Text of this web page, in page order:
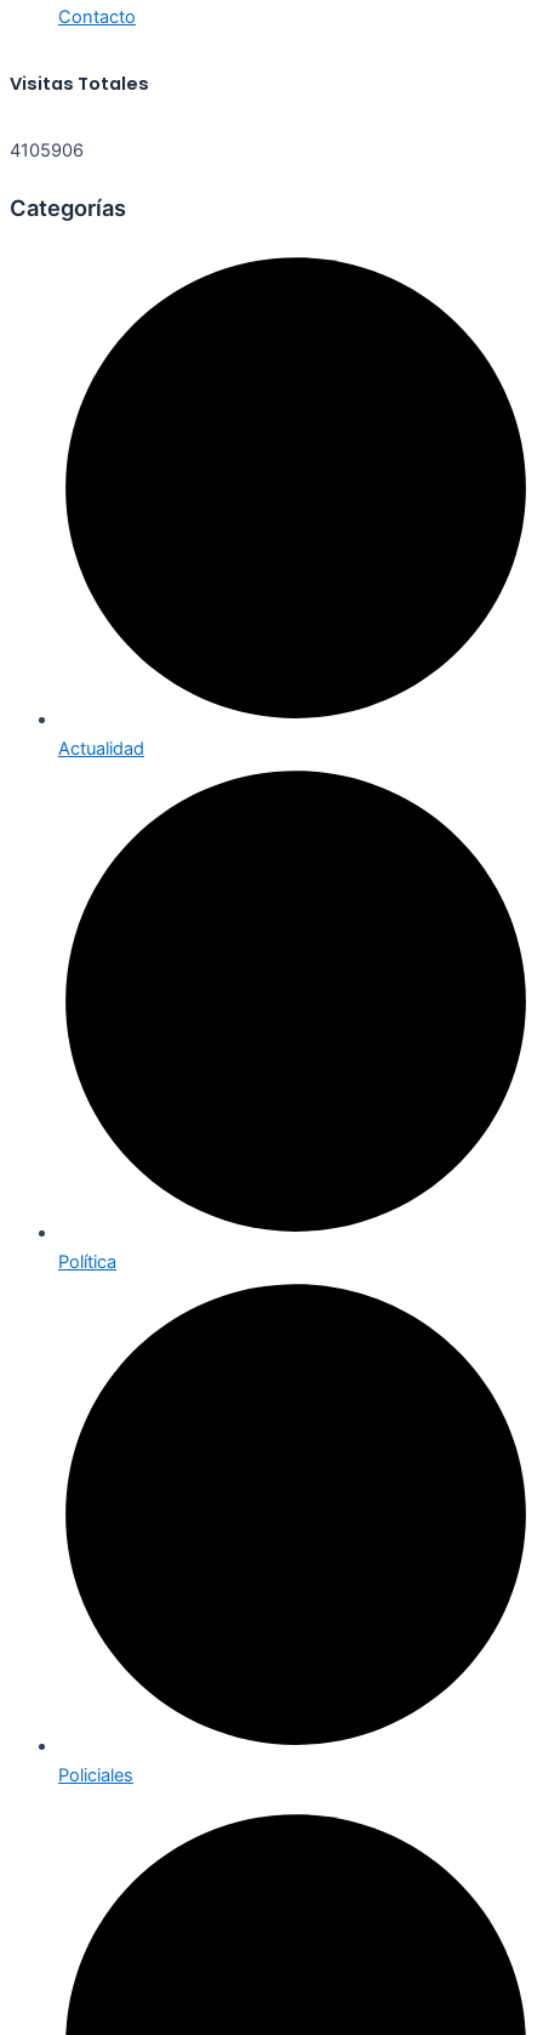
Contacto
Visitas Totales
4105906
Categorías
Actualidad
Política
Policiales